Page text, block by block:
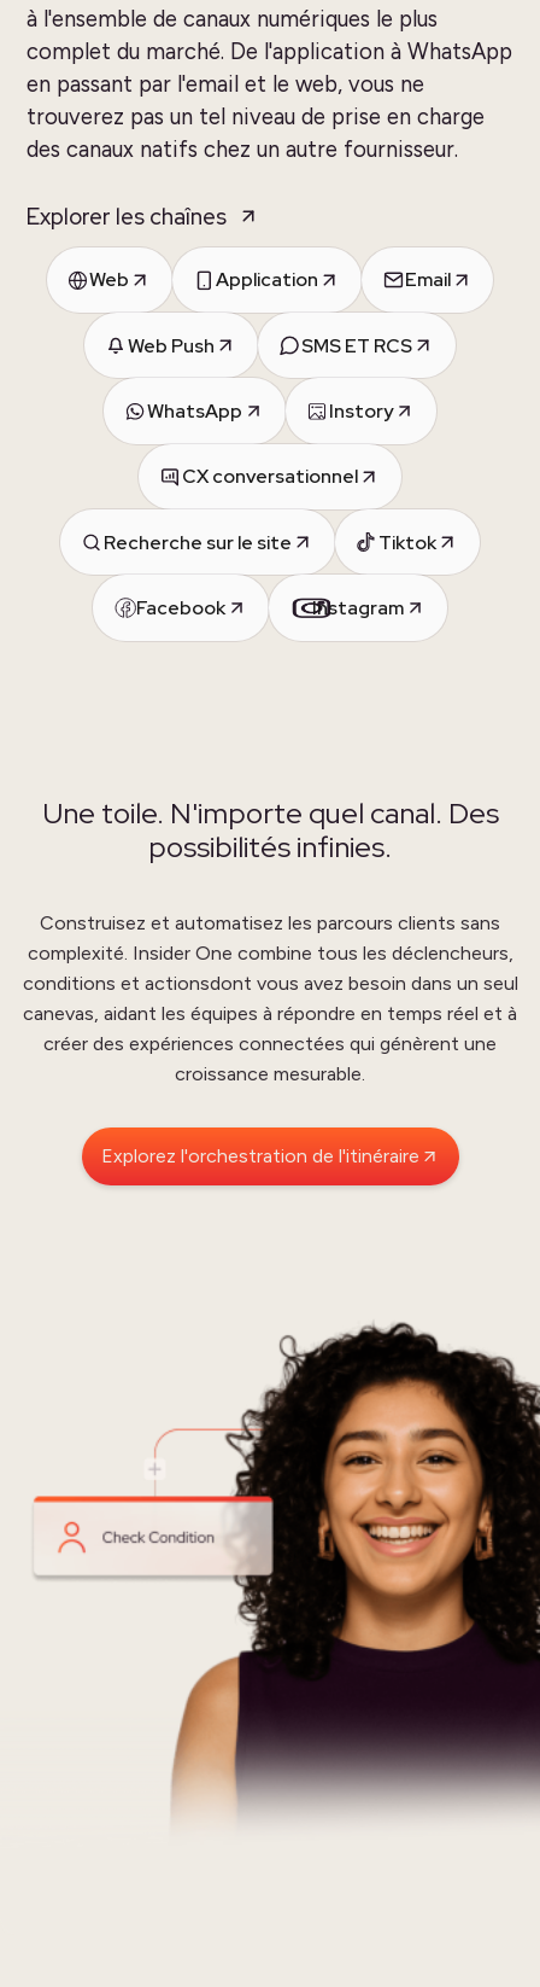
Web Application Email
Web Push SMS ET RCS
WhatsApp Instory
CX conversationnel
Recherche sur le site Tiktok
Facebook Instagram
à l'ensemble de canaux numériques le plus
complet du marché. De l'application à WhatsApp
en passant par l'email et le web, vous ne
trouverez pas un tel niveau de prise en charge
des canaux natifs chez un autre fournisseur.
Explorer les chaînes
Une toile. N'importe quel canal. Des
possibilités infinies.
Construisez et automatisez les parcours clients sans
complexité. Insider One combine tous les déclencheurs,
conditions et actionsdont vous avez besoin dans un seul
canevas, aidant les équipes à répondre en temps réel et à
créer des expériences connectées qui génèrent une
croissance mesurable.
Explorez l'orchestration de l'itinéraire